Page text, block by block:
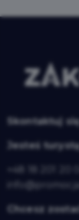
Skontaktuj
Jesteś
Chcesz